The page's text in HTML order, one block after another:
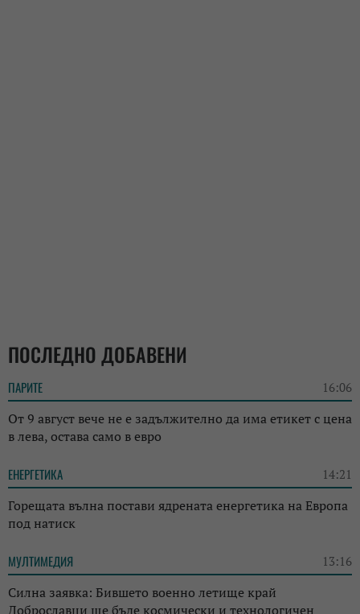
ПОСЛЕДНО ДОБАВЕНИ
ПАРИТЕ 16:06
От 9 август вече не е задължително да има етикет с цена
в лева, остава само в евро
ЕНЕРГЕТИКА 14:21
Горещата вълна постави ядрената енергетика на Европа
под натиск
МУЛТИМЕДИЯ 13:16
Силна заявка: Бившето военно летище край
Доброславци ще бъде космически и технологичен